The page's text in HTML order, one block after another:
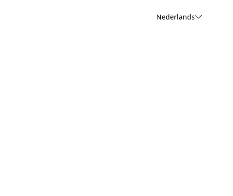
Nederlands